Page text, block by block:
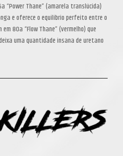
“Power Thane” (amarela translúcida)
e oferece o equilíbrio perfeito entre o
80a “Flow Thane” (vermelho) que
uma quantidade insana de uretano